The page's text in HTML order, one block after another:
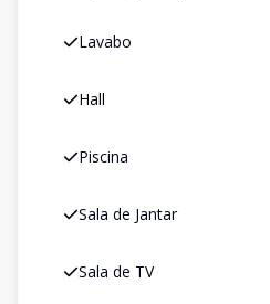
Lavabo
Hall
Piscina
Sala de Jantar
Sala de TV